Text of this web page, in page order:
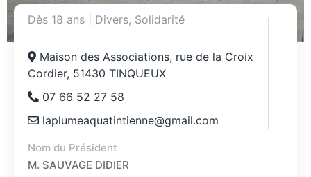
Dès 18 ans Divers, Solidarité
Maison des Associations, rue de la Croix
Cordier, 51430 TINQUEUX
07 66 52 27 58
laplumeaquatintienne@gmail.com
Nom du Président
M. SAUVAGE DIDIER